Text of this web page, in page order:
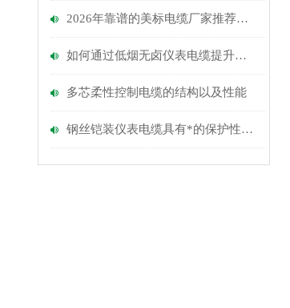
2026年靠谱的美标电缆厂家推荐：长期对美出口、认证齐全
如何通过低烟无卤仪表电缆提升建筑物的防火性能？
多芯柔性控制电缆的​结构以及​性能
钢丝铠装仪表电缆具有*的保护性能和适应环境的能力